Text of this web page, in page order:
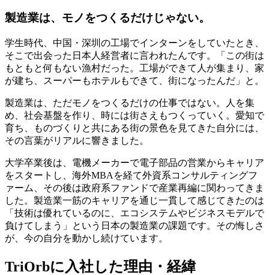
製造業は、モノをつくるだけじゃない。
学生時代、中国・深圳の工場でインターンをしていたとき、
そこで出会った日本人経営者に言われたんです。「この街は
もともと何もない漁村だった。工場ができて人が集まり、家
が建ち、スーパーもホテルもできて、街になったんだ」と。
製造業は、ただモノをつくるだけの仕事ではない。人を集
め、社会基盤を作り、時には街さえもつくっていく。愛知で
育ち、ものづくりと共にある街の景色を見てきた自分には、
その言葉がリアルに響きました。
大学卒業後は、電機メーカーで電子部品の営業からキャリア
をスタートし、海外MBAを経て外資系コンサルティングフ
ァーム、その後は政府系ファンドで産業再編に関わってきま
した。製造業一筋のキャリアを通じ一貫して感じてきたのは
「技術は優れているのに、エコシステムやビジネスモデルで
負けてしまう」という日本の製造業の課題です。その悔しさ
が、今の自分を動かし続けています。
TriOrbに入社した理由・経緯